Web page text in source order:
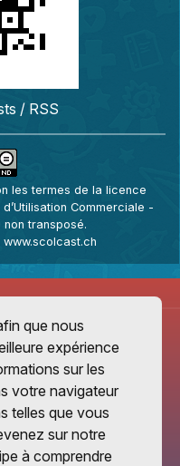
/ RSS
les termes de la licence
Commerciale -
transposé.
www.scolcast.ch
que nous
expérience
sur les
votre navigateur
telles que vous
sur notre
à comprendre